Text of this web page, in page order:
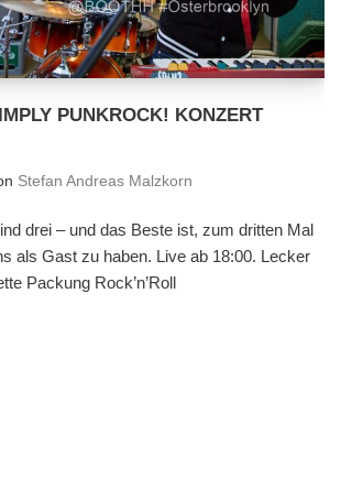
PUNKROCK! KONZERT
Stefan Andreas Malzkorn
drei – und das Beste ist, zum dritten Mal
als Gast zu haben. Live ab 18:00. Lecker
Packung Rock’n’Roll